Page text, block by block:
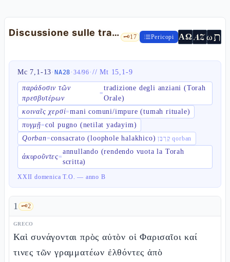
Discussione sulle tradizioni farisaiche 🗝️17 Pericopi ΑΩ AZωת
Mc 7,1-13·NA28·34/96· //Mt 15,1-9
παράδοσιν τῶν
πρεσβυτέρων
=
tradizione degli anziani (Torah
Orale)
κοιναῖς χερσί=mani comuni/impure (tumah rituale)
πυγμῇ=col pugno (netilat yadayim)
Qorban=consacrato (loophole halakhico) קָרְבָּן qorban
ἀκυροῦντες=
annullando (rendendo vuota la Torah
scritta)
XXII domenica T.O. — anno B
1 🗝️2
GRECO
Καὶ συνάγονται πρὸς αὐτὸν οἱ Φαρισαῖοι καί
τινες τῶν γραμματέων ἐλθόντες ἀπὸ